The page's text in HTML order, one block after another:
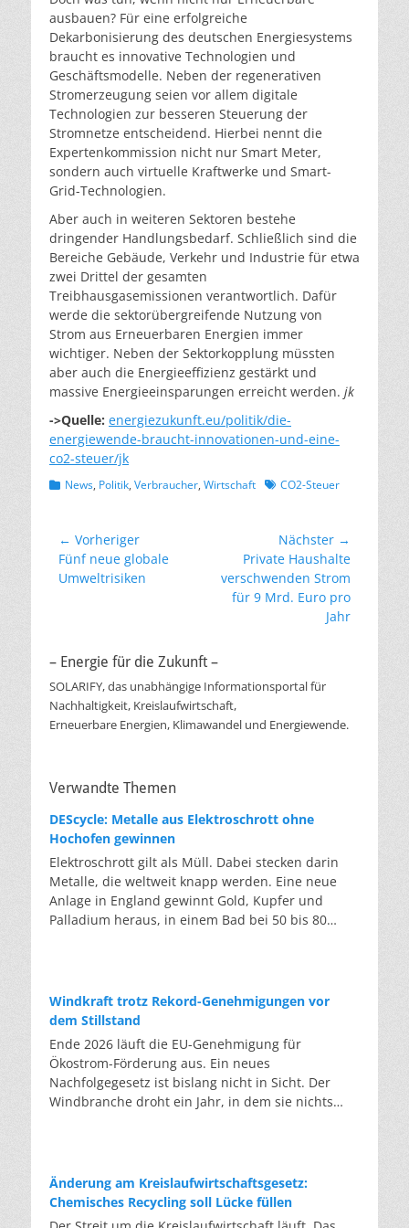
ausbauen? Für eine erfolgreiche
Dekarbonisierung des deutschen Energiesystems
braucht es innovative Technologien und
Geschäftsmodelle. Neben der regenerativen
Stromerzeugung seien vor allem digitale
Technologien zur besseren Steuerung der
Stromnetze entscheidend. Hierbei nennt die
Expertenkommission nicht nur Smart Meter,
sondern auch virtuelle Kraftwerke und Smart-
Grid-Technologien.
Aber auch in weiteren Sektoren bestehe
dringender Handlungsbedarf. Schließlich sind die
Bereiche Gebäude, Verkehr und Industrie für etwa
zwei Drittel der gesamten
Treibhausgasemissionen verantwortlich. Dafür
werde die sektorübergreifende Nutzung von
Strom aus Erneuerbaren Energien immer
wichtiger. Neben der Sektorkopplung müssten
aber auch die Energieeffizienz gestärkt und
massive Energieeinsparungen erreicht werden. jk
->Quelle: energiezukunft.eu/politik/die-
energiewende-braucht-innovationen-und-eine-
co2-steuer/jk
Kategorien
News, Politik, Verbraucher, Wirtschaft Schlagworte
CO2-Steuer
Beitragsnavigation
← Vorheriger
Vorheriger
Beitrag:
Fünf neue globale
Umweltrisiken
Nächster →
Nächster
Beitrag:
Private Haushalte
verschwenden Strom
für 9 Mrd. Euro pro
Jahr
– Energie für die Zukunft –
SOLARIFY, das unabhängige Informationsportal für
Nachhaltigkeit, Kreislaufwirtschaft,
Erneuerbare Energien, Klimawandel und Energiewende.
Verwandte Themen
DEScycle: Metalle aus Elektroschrott ohne
Hochofen gewinnen
Elektroschrott gilt als Müll. Dabei stecken darin
Metalle, die weltweit knapp werden. Eine neue
Anlage in England gewinnt Gold, Kupfer und
Palladium heraus, in einem Bad bei 50 bis 80
tausend Grad ein. Energieintensiv und nur im
industriellen Großmaßstab möglich. Das Londoner
Start-up DEScycle hat im englischen Teesside eine
Demonstrationsanlage eröffnet, die ohne diese
Hitze auskommt: Ein chemisches Bad löst die
Metalle bei 50 bis 80 Grad heraus, statt sie
einzuschmelzen. Das Verfahren heißt Iono-
Platine Elektronen und macht sie dadurch löslich.
Unterschiedliche Lösungsmittel-Rezepturen holen
Windkraft trotz Rekord-Genehmigungen vor
dem Stillstand
Ende 2026 läuft die EU-Genehmigung für
Ökostrom-Förderung aus. Ein neues
Nachfolgegesetz ist bislang nicht in Sicht. Der
Windbranche droht ein Jahr, in dem sie nichts
die Verfahren laufen heute deutlich schneller. Die
Halbjahresbilanz der Branche bestätigt dieses
Muster: So viele Windräder wie nie zuvor wurden
Änderung am Kreislaufwirtschaftsgesetz:
Chemisches Recycling soll Lücke füllen